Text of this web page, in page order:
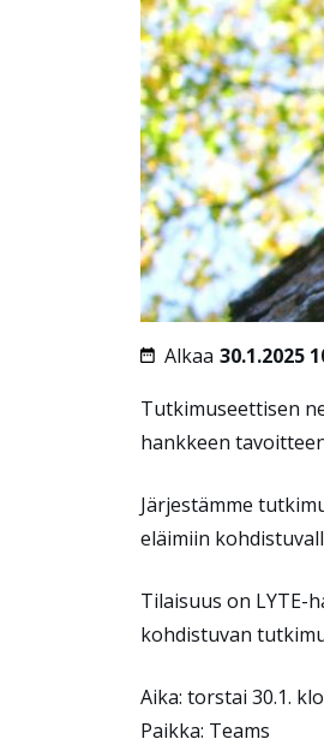
Alkaa 30.1.2025
Tutkimuseettisen
hankkeen
Järjestämme
eläimiin
Tilaisuus on LYTE-
kohdistuvan
Aika: torstai 30.1.
Paikka: Teams